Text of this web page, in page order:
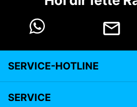
SERVICE-HOTLINE
SERVICE